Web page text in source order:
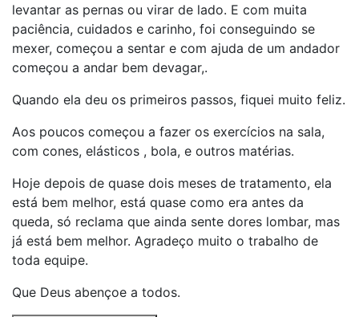
levantar as pernas ou virar de lado. E com muita
paciência, cuidados e carinho, foi conseguindo se
mexer, começou a sentar e com ajuda de um andador
começou a andar bem devagar,.
Quando ela deu os primeiros passos, fiquei muito feliz.
Aos poucos começou a fazer os exercícios na sala,
com cones, elásticos , bola, e outros matérias.
Hoje depois de quase dois meses de tratamento, ela
está bem melhor, está quase como era antes da
queda, só reclama que ainda sente dores lombar, mas
já está bem melhor. Agradeço muito o trabalho de
toda equipe.
Que Deus abençoe a todos.